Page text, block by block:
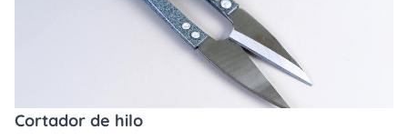
Cortador de hilo